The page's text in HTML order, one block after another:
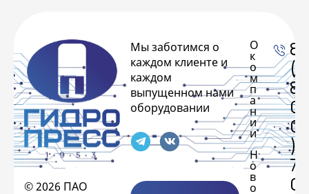
© 2026 ПАО
Мы заботимся о
каждом клиенте и
каждом
выпущенном нами
оборудовании
О
к
о
м
п
а
н
и
и
Н
о
в
о
8
(
8
0
0
)
7
0